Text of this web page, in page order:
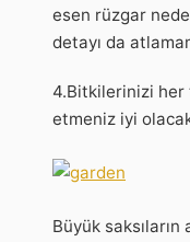
esen rüzgar
detayı da
4.Bitkilerinizi her
etmeniz iyi
Büyük